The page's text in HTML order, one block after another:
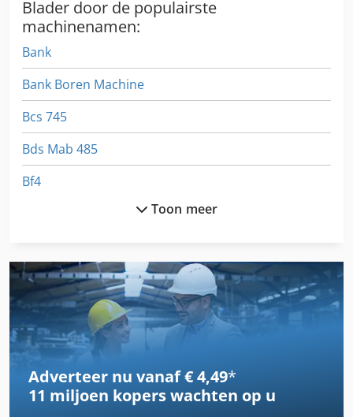
Blader door de populairste
machinenamen:
Bank
Bank Boren Machine
Bcs 745
Bds Mab 485
Bf4
Boog
Elektra Beckum Spa 1000
Elektra Beckum Spa 1100
Elektra Beckum Spa 2000
France Transfo
Toon meer
Adverteer nu vanaf € 4,49*
11 miljoen koperswachten op u